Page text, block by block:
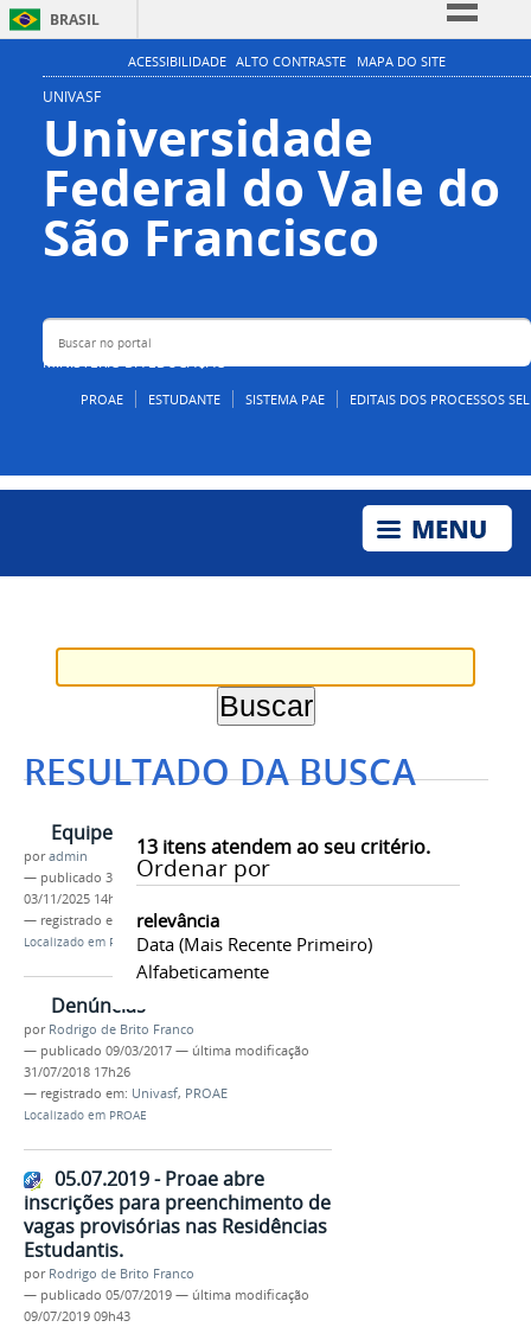
BRASIL
Simplifique!
Participe
Acesso à informação
Legislação
Canais
ACESSIBILIDADE ALTO CONTRASTE MAPA DO SITE
UNIVASF
Universidade
Federal do Vale do
São Francisco
MINISTÉRIO DA EDUCAÇÃO
Buscar no portal
PROAE ESTUDANTE SISTEMA PAE EDITAIS DOS PROCESSOS
RESULTADO DA BUSCA
13itens atendem ao seu critério.
Ordenar por
relevância
Data (mais Recente Primeiro)
Alfabeticamente
Equipe
poradmin
— publicado 31/01/2017 —última modificação
03/11/2025 14h56
— registrado em:
Univasf,PROAE
Localizado em PROAE
Denúncias
por Rodrigo de Brito Franco
— publicado 09/03/2017 — última modificação
31/07/2018 17h26
— registrado em: Univasf, PROAE
Localizado em PROAE
05.07.2019 - Proae abre
inscrições para preenchimento de
vagas provisórias nas Residências
Estudantis.
por Rodrigo de Brito Franco
— publicado 05/07/2019 — última modificação
09/07/2019 09h43